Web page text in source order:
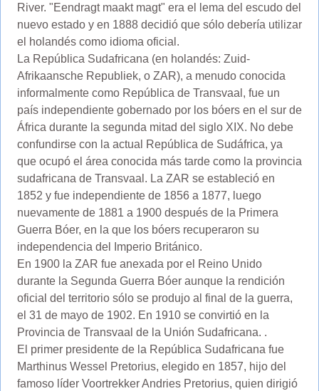
River. "Eendragt maakt magt" era el lema del escudo del
nuevo estado y en 1888 decidió que sólo debería utilizar
el holandés como idioma oficial.
La República Sudafricana (en holandés: Zuid-
Afrikaansche Republiek, o ZAR), a menudo conocida
informalmente como República de Transvaal, fue un
país independiente gobernado por los bóers en el sur de
África durante la segunda mitad del siglo XIX. No debe
confundirse con la actual República de Sudáfrica, ya
que ocupó el área conocida más tarde como la provincia
sudafricana de Transvaal. La ZAR se estableció en
1852 y fue independiente de 1856 a 1877, luego
nuevamente de 1881 a 1900 después de la Primera
Guerra Bóer, en la que los bóers recuperaron su
independencia del Imperio Británico.
En 1900 la ZAR fue anexada por el Reino Unido
durante la Segunda Guerra Bóer aunque la rendición
oficial del territorio sólo se produjo al final de la guerra,
el 31 de mayo de 1902. En 1910 se convirtió en la
Provincia de Transvaal de la Unión Sudafricana. .
El primer presidente de la República Sudafricana fue
Marthinus Wessel Pretorius, elegido en 1857, hijo del
famoso líder Voortrekker Andries Pretorius, quien dirigió